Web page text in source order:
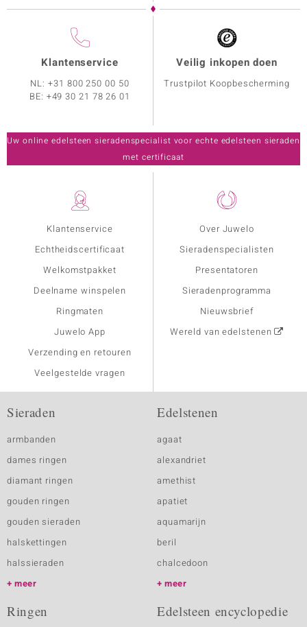
Klantenservice
Echtheidscertificaat
Welkomstpakket
Deelname winspelen
Ringmaten
Juwelo App
Verzending en retouren
Veelgestelde vragen
Over Juwelo
Sieradenspecialisten
Presentatoren
Sieradenprogramma
Nieuwsbrief
Wereld van edelstenen
Klantenservice
NL:+31 800 250 00 50
BE: +49 30 21 78 26 01
Veilig inkopen doen
Trustpilot Koopbescherming
Uw online edelsteen sieradenspecialist voor echte edelsteen sieraden
met certificaat
Sieraden
armbanden
dames ringen
diamant ringen
gouden ringen
gouden sieraden
halskettingen
halssieraden
meer
Edelstenen
agaat
alexandriet
amethist
apatiet
aquamarijn
beril
chalcedoon
meer
Ringen Edelsteen encyclopedie